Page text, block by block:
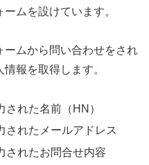
ムを設けています。
ムから問い合わせをされ
報を取得します。
れた名前（HN）
されたメールアドレス
されたお問合せ内容